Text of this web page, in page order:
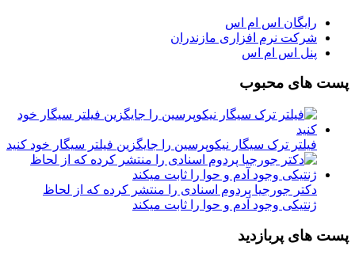
رایگان اس ام اس
شرکت نرم افزاری مازندران
پنل اس ام اس
پست های محبوب
فیلتر ترک سیگار نیکوپرسین را جایگزین فیلتر سیگار خود کنید
دکتر جورجیا پردوم اسنادی را منتشر کرده که از لحاظ
ژنتیکی وجود آدم و حوا را ثابت میکند
پست های پربازدید